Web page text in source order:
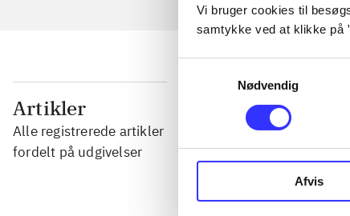
Vi bruger cookies til
samtykke ved at klikke på
Nødvendig
Afvis
Artikler
Alle registrerede artikler
fordelt på udgivelser
...
...
...